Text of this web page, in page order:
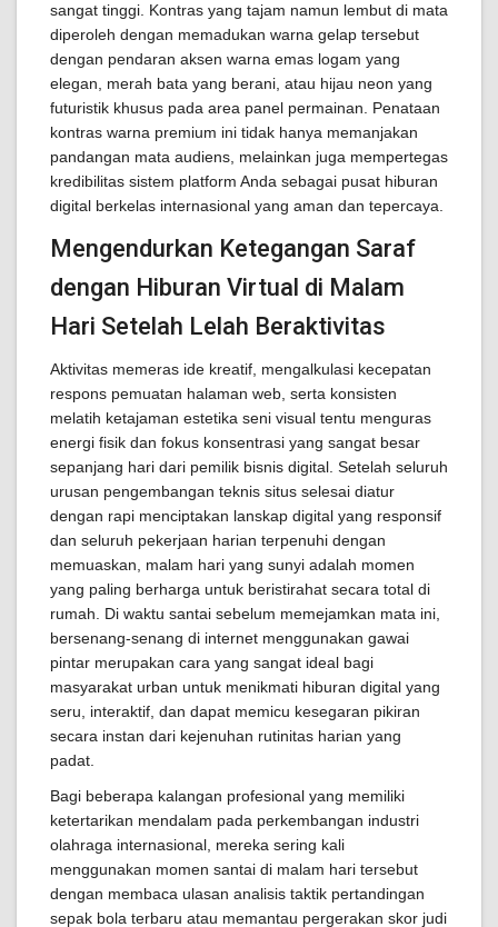
sangat tinggi. Kontras yang tajam namun lembut di mata
diperoleh dengan memadukan warna gelap tersebut
dengan pendaran aksen warna emas logam yang
elegan, merah bata yang berani, atau hijau neon yang
futuristik khusus pada area panel permainan. Penataan
kontras warna premium ini tidak hanya memanjakan
pandangan mata audiens, melainkan juga mempertegas
kredibilitas sistem platform Anda sebagai pusat hiburan
digital berkelas internasional yang aman dan tepercaya.
Mengendurkan Ketegangan Saraf
dengan Hiburan Virtual di Malam
Hari Setelah Lelah Beraktivitas
Aktivitas memeras ide kreatif, mengalkulasi kecepatan
respons pemuatan halaman web, serta konsisten
melatih ketajaman estetika seni visual tentu menguras
energi fisik dan fokus konsentrasi yang sangat besar
sepanjang hari dari pemilik bisnis digital. Setelah seluruh
urusan pengembangan teknis situs selesai diatur
dengan rapi menciptakan lanskap digital yang responsif
dan seluruh pekerjaan harian terpenuhi dengan
memuaskan, malam hari yang sunyi adalah momen
yang paling berharga untuk beristirahat secara total di
rumah. Di waktu santai sebelum memejamkan mata ini,
bersenang-senang di internet menggunakan gawai
pintar merupakan cara yang sangat ideal bagi
masyarakat urban untuk menikmati hiburan digital yang
seru, interaktif, dan dapat memicu kesegaran pikiran
secara instan dari kejenuhan rutinitas harian yang
padat.
Bagi beberapa kalangan profesional yang memiliki
ketertarikan mendalam pada perkembangan industri
olahraga internasional, mereka sering kali
menggunakan momen santai di malam hari tersebut
dengan membaca ulasan analisis taktik pertandingan
sepak bola terbaru atau memantau pergerakan skor judi